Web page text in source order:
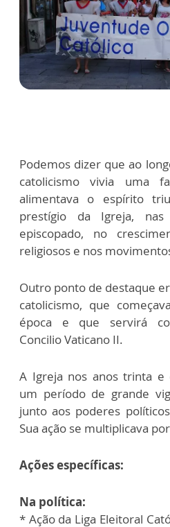
Podemos dizer que ao
catolicismo vivia uma
alimentava o espírito
prestígio da Igreja,
episcopado, no
religiosos e nos
Outro ponto de destaque
catolicismo, que
época e que servirá
Concilio Vaticano II.
A Igreja nos anos trinta e
um período de grande
junto aos poderes
Sua ação se multiplicava
Ações específicas:
Na política:
* Ação da Liga Eleitoral